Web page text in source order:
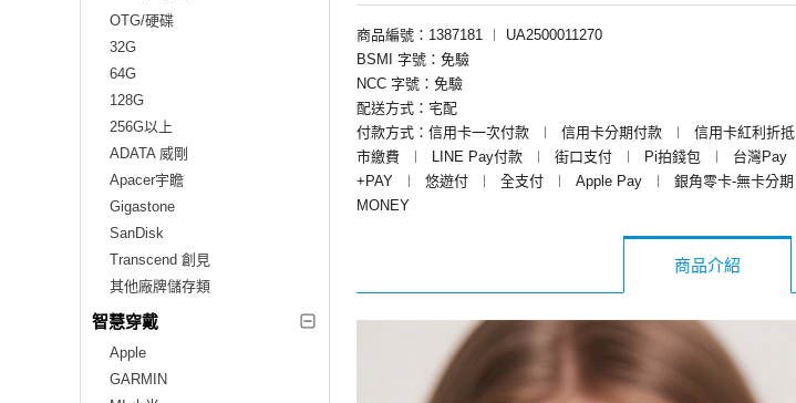
OTG/硬碟
32G
64G
128G
256G以上
ADATA 威剛
Apacer宇瞻
Gigastone
SanDisk
Transcend 創見
其他廠牌儲存類
智慧穿戴
Apple
GARMIN
商品編號：1387181 ︱
UA2500011270
BSMI 字號：免驗
NCC 字號：免驗
配送方式：宅配
付款方式：信用卡一次付款
︱ 信用卡分期付款 ︱ 信用卡紅利折抵
市繳費
︱ LINE Pay付款 ︱ 街口支付 ︱ Pi拍錢包 ︱ 台灣Pay
+PAY
︱ 悠遊付 ︱ 全支付 ︱ Apple Pay ︱ 銀角零卡-無卡分期
MONEY
商品介紹